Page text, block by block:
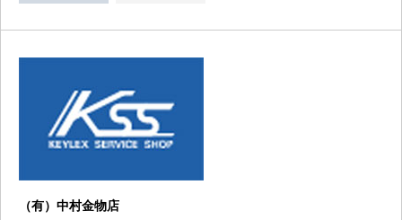
（有）中村金物店